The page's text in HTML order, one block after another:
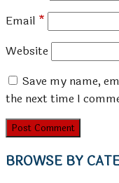
Email *
Website
Save my name,
the next time I
BROWSE BY